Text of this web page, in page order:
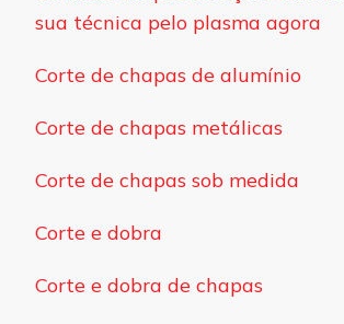
sua técnica pelo plasma agora
Corte de chapas de alumínio
Corte de chapas metálicas
Corte de chapas sob medida
Corte e dobra
Corte e dobra de chapas